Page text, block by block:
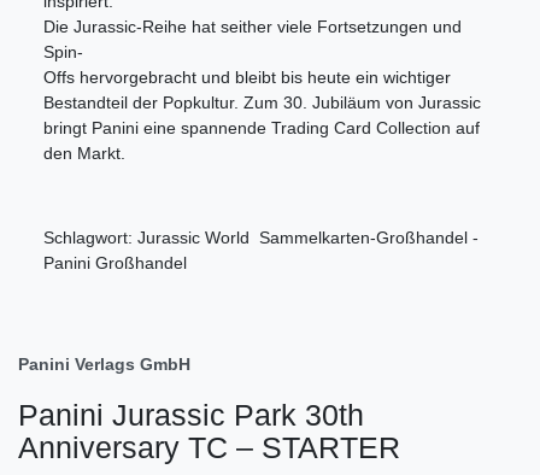
Die Jurassic-Reihe hat seither viele Fortsetzungen und
Spin-
Offs hervorgebracht und bleibt bis heute ein wichtiger
Bestandteil der Popkultur. Zum 30. Jubiläum von Jurassic
bringt Panini eine spannende Trading Card Collection auf
den Markt.
Schlagwort: Jurassic World Sammelkarten-Großhandel -
Panini Großhandel
Panini Verlags GmbH
Panini Jurassic Park 30th
Anniversary TC – STARTER